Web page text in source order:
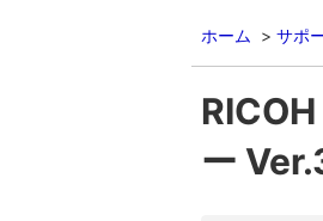
ホーム サポ
ー